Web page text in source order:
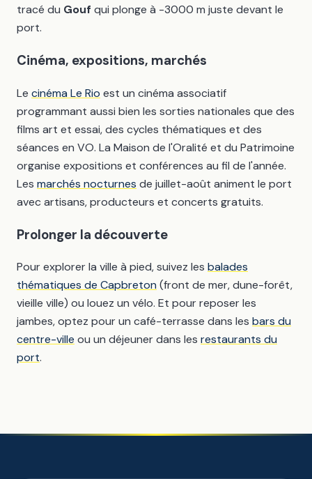
tracé du Gouf qui plonge à -3000 m juste devant le
port.
Cinéma, expositions, marchés
Le cinéma Le Rio est un cinéma associatif
programmant aussi bien les sorties nationales que des
films art et essai, des cycles thématiques et des
séances en VO. La Maison de l'Oralité et du Patrimoine
organise expositions et conférences au fil de l'année.
Les marchés nocturnes de juillet-août animent le port
avec artisans, producteurs et concerts gratuits.
Prolonger la découverte
Pour explorer la ville à pied, suivez les balades
thématiques de Capbreton (front de mer, dune-forêt,
vieille ville) ou louez un vélo. Et pour reposer les
jambes, optez pour un café-terrasse dans les bars du
centre-ville ou un déjeuner dans les restaurants du
port.